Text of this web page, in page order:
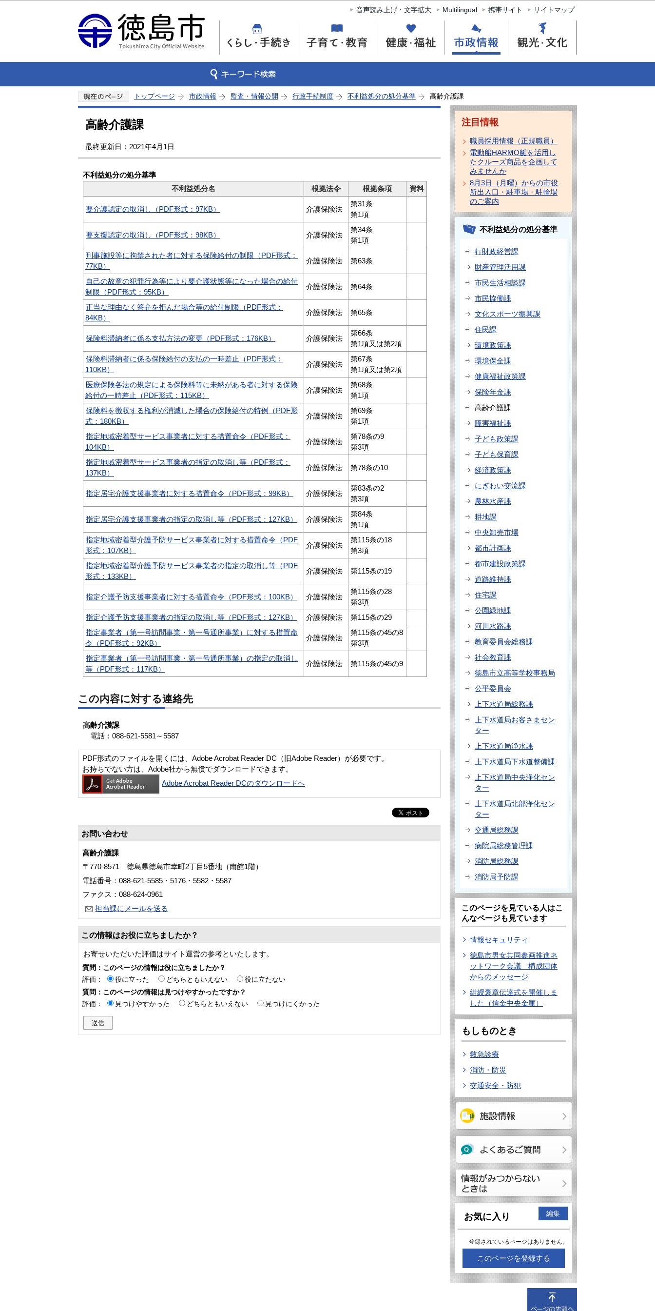
このページの本文へ移動
音声読み上げ・文字拡大 Multilingual 携帯サイト サイトマップ
トップページ 市政情報 監査・情報公開 行政手続制度 不利益処分の処分基準 高齢介護課
高齢介護課
最終更新日：2021年4月1日
不利益処分の処分基準
不利益処分名
根拠法令 根拠条項 資料
要介護認定の取消し（PDF形式：97KB） 介護保険法
第31条
第1項
要支援認定の取消し（PDF形式：98KB） 介護保険法
第34条
第1項
刑事施設等に拘禁された者に対する保険給付の制限（PDF形式：
77KB）
介護保険法 第63条
自己の故意の犯罪行為等により要介護状態等になった場合の給付
制限（PDF形式：95KB）
介護保険法 第64条
正当な理由なく答弁を拒んだ場合等の給付制限（PDF形式：
84KB）
介護保険法 第65条
保険料滞納者に係る支払方法の変更（PDF形式：176KB） 介護保険法
第66条
第1項又は第2項
保険料滞納者に係る保険給付の支払の一時差止（PDF形式：
110KB）
介護保険法
第67条
第1項又は第2項
医療保険各法の規定による保険料等に未納がある者に対する保険
給付の一時差止（PDF形式：115KB）
介護保険法
第68条
第1項
保険料を徴収する権利が消滅した場合の保険給付の特例（PDF形
式：180KB）
介護保険法
第69条
第1項
指定地域密着型サービス事業者に対する措置命令（PDF形式：
104KB）
介護保険法
第78条の9
第3項
指定地域密着型サービス事業者の指定の取消し等（PDF形式：
137KB）
介護保険法 第78条の10
指定居宅介護支援事業者に対する措置命令（PDF形式：99KB） 介護保険法
第83条の2
第3項
指定居宅介護支援事業者の指定の取消し等（PDF形式：127KB） 介護保険法
第84条
第1項
指定地域密着型介護予防サービス事業者に対する措置命令（PDF
形式：107KB）
介護保険法
第115条の18
第3項
指定地域密着型介護予防サービス事業者の指定の取消し等（PDF
形式：133KB）
介護保険法 第115条の19
指定介護予防支援事業者に対する措置命令（PDF形式：100KB） 介護保険法
第115条の28
第3項
指定介護予防支援事業者の指定の取消し等（PDF形式：127KB）
介護保険法
第115条の29
指定事業者（第一号訪問事業・第一号通所事業）に対する措置命
令（PDF形式：92KB）
介護保険法
第115条の45の8
第3項
指定事業者（第一号訪問事業・第一号通所事業）の指定の取消し
等（PDF形式：117KB）
介護保険法 第115条の45の9
この内容に対する連絡先
高齢介護課
電話：088-621-5581～5587
PDF形式のファイルを開くには、Adobe Acrobat Reader DC（旧Adobe Reader）が必要です。
お持ちでない方は、Adobe社から無償でダウンロードできます。
Adobe Acrobat Reader DCのダウンロードへ
お問い合わせ
高齢介護課
〒770-8571 徳島県徳島市幸町2丁目5番地（南館1階）
電話番号：088-621-5585・5176・5582・5587
ファクス：088-624-0961
担当課にメールを送る
この情報はお役に立ちましたか？
お寄せいただいた評価はサイト運営の参考といたします。
質問：このページの情報は役に立ちましたか？
評価：
役に立った どちらともいえない
役に立たない
質問：このページの情報は見つけやすかったですか？
評価：
見つけやすかった どちらともいえない 見つけにくかった
注目情報
職員採用情報（正規職員）
電動船HARMO艇を活用し
たクルーズ商品を企画して
みませんか
8月3日（月曜）からの市役
所出入口・駐車場・駐輪場
のご案内
不利益処分の処分基準
行財政経営課
財産管理活用課
市民生活相談課
市民協働課
文化スポーツ振興課
住民課
環境政策課
環境保全課
健康福祉政策課
保険年金課
高齢介護課
障害福祉課
子ども政策課
子ども保育課
経済政策課
にぎわい交流課
農林水産課
耕地課
中央卸売市場
都市計画課
都市建設政策課
道路維持課
住宅課
公園緑地課
河川水路課
教育委員会総務課
社会教育課
徳島市立高等学校事務局
公平委員会
上下水道局総務課
上下水道局お客さまセン
ター
上下水道局浄水課
上下水道局下水道整備課
上下水道局中央浄化セン
ター
上下水道局北部浄化セン
ター
交通局総務課
病院局総務管理課
消防局総務課
消防局予防課
このページを見ている人はこ
んなページも見ています
情報セキュリティ
徳島市男女共同参画推進ネ
ットワーク会議 構成団体
からのメッセージ
紺綬褒章伝達式を開催しま
した（信金中央金庫）
もしものとき
救急診療
消防・防災
交通安全・防犯
お気に入り 編集
登録されているページはありません。
このページを登録する